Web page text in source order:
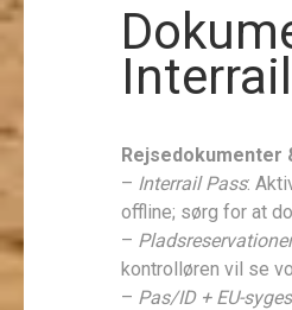
Interrail
Rejsedokumenter
– Interrail Pass:
offline; sørg for at
– Pladsreservationer
kontrolløren vil se
– Pas/ID + EU-